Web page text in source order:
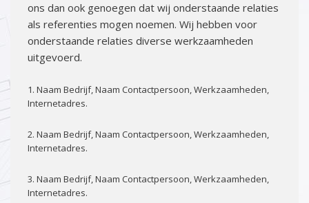
ons dan ook genoegen dat wij onderstaande relaties
als referenties mogen noemen. Wij hebben voor
onderstaande relaties diverse werkzaamheden
uitgevoerd.
1. Naam Bedrijf, Naam Contactpersoon, Werkzaamheden,
Internetadres.
2. Naam Bedrijf, Naam Contactpersoon, Werkzaamheden,
Internetadres.
3. Naam Bedrijf, Naam Contactpersoon, Werkzaamheden,
Internetadres.